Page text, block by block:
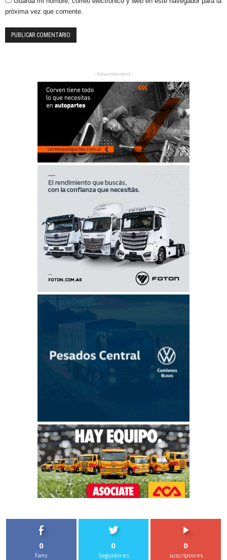
próxima vez que comente.
- Advertisement -
0
Fans
0
Seguidores
0
suscriptores